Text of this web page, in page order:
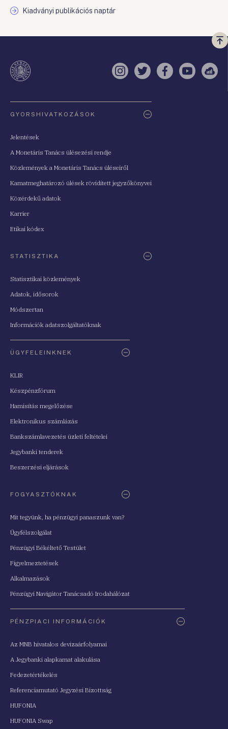
Kiadványi publikációs naptár
a
Instagram
TwitterFacebook
YouTube
GYORSHIVATKOZÁSOK
Jelentések
A Monetáris Tanács ülésezési rendje
Közlemények a Monetáris Tanács üléseiről
Kamatmeghatározó ülések rövidített jegyzőkönyvei
Közérdekű adatok
Karrier
Etikai kódex
STATISZTIKA
Statisztikai közlemények
Adatok, idősorok
Módszertan
Információk adatszolgáltatóknak
ÜGYFELEINKNEK
KLIR
Készpénzfórum
Hamisítás megelőzése
Elektronikus számlázás
Bankszámlavezetés üzleti feltételei
Jegybanki tenderek
Beszerzési eljárások
FOGYASZTÓKNAK
Mit tegyünk, ha pénzügyi panaszunk van?
Ügyfélszolgálat
Pénzügyi Békéltető Testület
Figyelmeztetések
Alkalmazások
Pénzügyi Navigátor Tanácsadó Irodahálózat
PÉNZPIACI INFORMÁCIÓK
Az MNB hivatalos devizaárfolyamai
A Jegybanki alapkamat alakulása
Fedezetértékelés
Referenciamutató Jegyzési Bizottság
HUFONIA
HUFONIA Swap